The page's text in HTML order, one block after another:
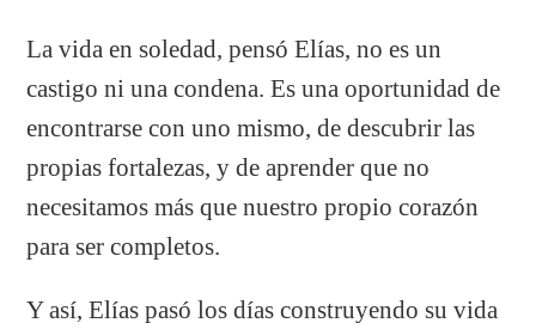
La vida en soledad, pensó Elías, no es un
castigo ni una condena. Es una oportunidad de
encontrarse con uno mismo, de descubrir las
propias fortalezas, y de aprender que no
necesitamos más que nuestro propio corazón
para ser completos.
Y así, Elías pasó los días construyendo su vida